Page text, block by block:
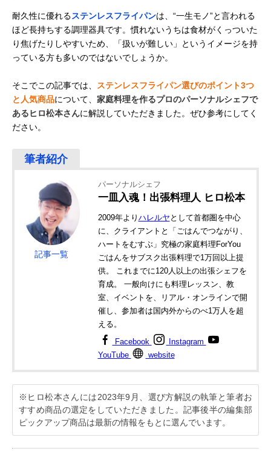
耐久性に優れるステンレスフライパンは、“一生モノ”と言われる
ほど長持ちする調理器具です。慣れないうちは食材がくっついた
り焦げたりしやすいため、「扱いが難しい」というイメージを持
っている方も多いのではないでしょうか。
そこでこの記事では、
ステンレスフライパン選びのポイント3つ
と人気商品について、 家庭料理を作るプロのパーソナルシェフで
あるヒロ松本さんに解説していただきました。ぜひ参考にしてく
ださい。
記事一覧
パーソナルシェフ
一皿入魂！出張料理人 ヒロ松本
2009年より ハレルヤ として首都圏を中心
に、クライアントと「ごはんでつながり、
ハートをむすぶ」究極の家庭料理ForYou
ごはんをサブスク出張料理で1万回以上提
供。 これまでに120人以上の出張シェフを
育成。 一般向けにも料理レッスン、教
室、イベントを、リアル・オンラインで開
催し、参加者は国内外からのべ1万人を超
える。
Facebook
Instagram
YouTube
website
※ヒロ松本さんには2023年9月、選び方解説の執筆と筆者お
すすめ商品の選定をしていただきました。記事後半の編集部
ピックアップ商品は最新の情報をもとに選んでいます。